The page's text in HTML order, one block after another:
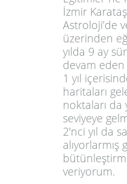
İzmir
Astroloji’de
üzerinden
yılda 9 ay
devam
1 yıl
haritaları
noktaları
seviyeye
2'nci yıl da
alıyorlarmış
veriyorum.